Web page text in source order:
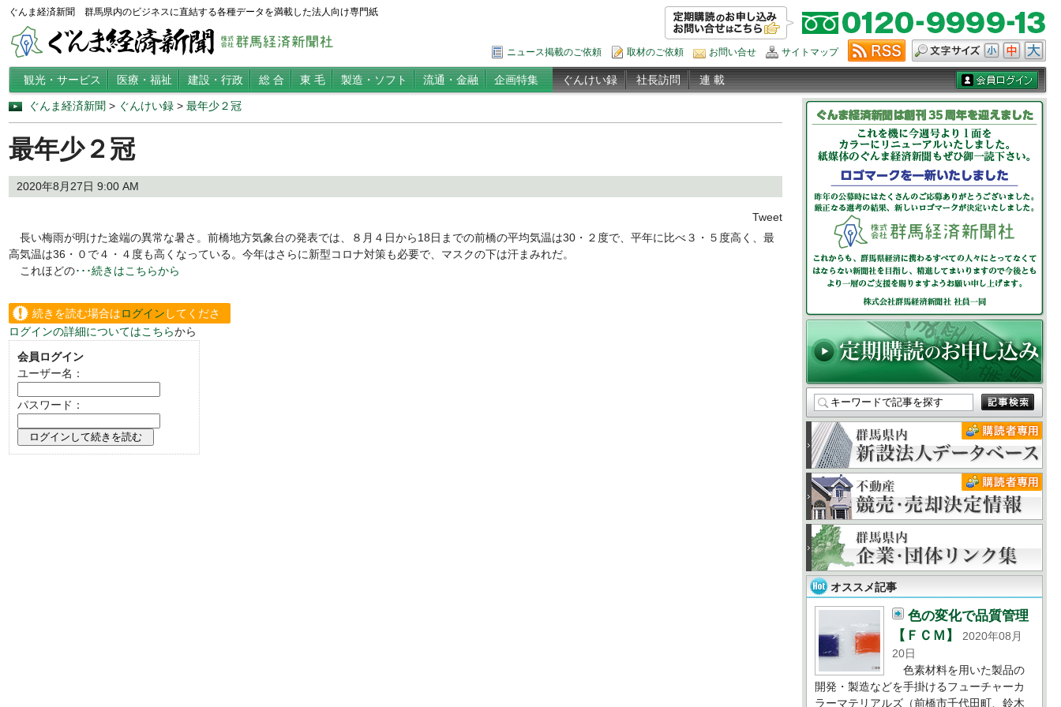
ぐんま経済新聞 群馬県内のビジネスに直結する各種データを満載した法人向け専門紙
ニュース掲載のご依頼 取材のご依頼 お問い合せ サイトマップ
観光・サービス 医療・福祉 建設・行政 総 合 東 毛 製造・ソフト 流通・金融 企画特集 ぐんけい録 社長訪問 連 載
ぐんま経済新聞 > ぐんけい録 > 最年少２冠
最年少２冠
2020年8月27日 9:00 AM
Tweet
長い梅雨が明けた途端の異常な暑さ。前橋地方気象台の発表では、８月４日から18日までの前橋の平均気温は30・２度で、平年に比べ３・５度高く、最
高気温は36・０で４・４度も高くなっている。今年はさらに新型コロナ対策も必要で、マスクの下は汗まみれだ。
これほどの･･･続きはこちらから
続きを読む場合はログイン してくださ
い。
ログインの詳細についてはこちらから
会員ログイン
ユーザー名：
パスワード：
オススメ記事
色の変化で品質管理
【ＦＣＭ】
2020年08月
20日
色素材料を用いた製品の
開発・製造などを手掛けるフューチャーカ
ラーマテリアルズ（前橋市千代田町、鈴木